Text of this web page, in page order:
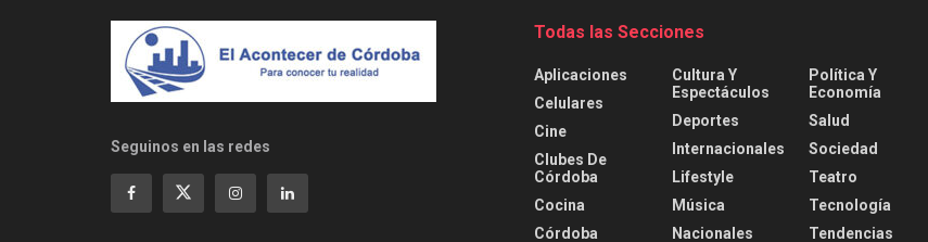
Seguinos en las redes
Todas las Secciones
Aplicaciones
Celulares
Cine
Clubes De
Córdoba
Cocina
Córdoba
Cultura Y
Espectáculos
Deportes
Internacionales
Lifestyle
Música
Nacionales
Política Y
Economía
Salud
Sociedad
Teatro
Tecnología
Tendencias